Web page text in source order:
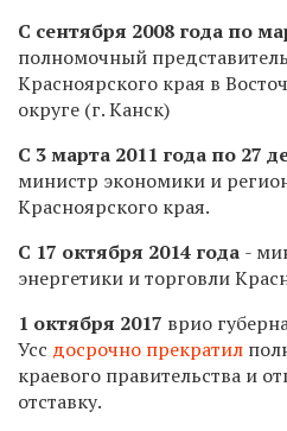
С сентября 2008 года по
полномочный
Красноярского края в
округе (г. Канск)
С 3 марта 2011 года по 27
министр экономики и
Красноярского края.
С 17 октября 2014 года -
энергетики и торговли
1 октября 2017 врио
Усс досрочно прекратил
краевого правительства и
отставку.